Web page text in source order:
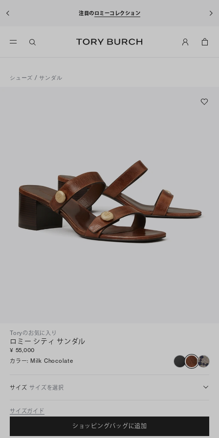
注目のロミーコレクション
シューズ / サンダル
Toryのお気に入り
ロミー シティ サンダル
¥ 55,000
カラー: Milk Chocolate
サイズ サイズを選択
サイズガイド
ショッピングバッグに追加